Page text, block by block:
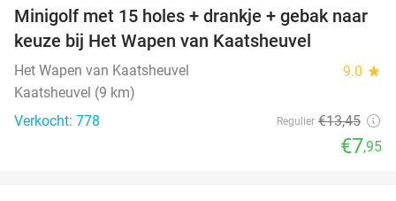
41%
Minigolf met 15 holes + drankje + gebak naar
keuze bij Het Wapen van Kaatsheuvel
Het Wapen van Kaatsheuvel 9.0 star
Kaatsheuvel (9 km)
Verkocht: 778
Regulier €13,45
€7,95